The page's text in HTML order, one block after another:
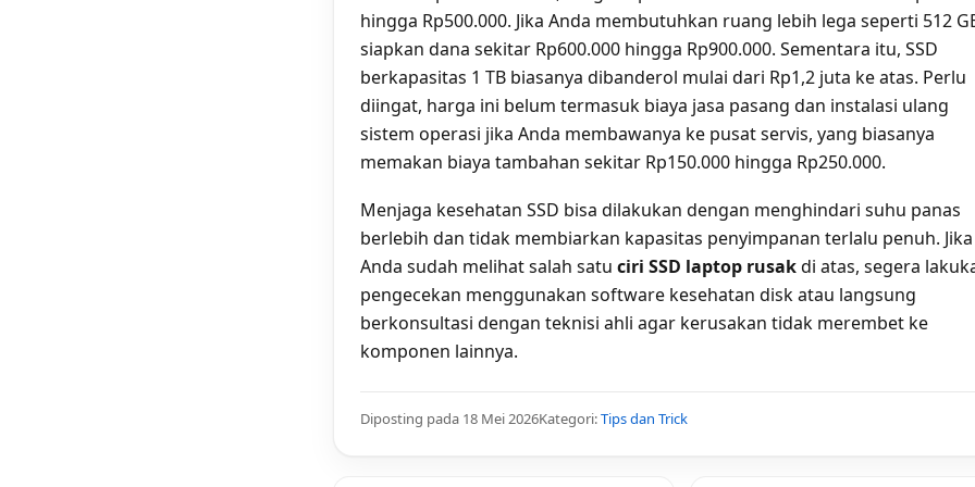
hingga Rp500.000. Jika Anda membutuhkan ruang lebih lega seperti 512
siapkan dana sekitar Rp600.000 hingga Rp900.000. Sementara itu, SSD
berkapasitas 1 TB biasanya dibanderol mulai dari Rp1,2 juta ke atas. Perlu
diingat, harga ini belum termasuk biaya jasa pasang dan instalasi ulang
sistem operasi jika Anda membawanya ke pusat servis, yang biasanya
memakan biaya tambahan sekitar Rp150.000 hingga Rp250.000.
Menjaga kesehatan SSD bisa dilakukan dengan menghindari suhu panas
berlebih dan tidak membiarkan kapasitas penyimpanan terlalu penuh. Jika
Anda sudah melihat salah satu ciri SSD laptop rusakdi atas, segera
pengecekan menggunakan software kesehatan disk atau langsung
berkonsultasi dengan teknisi ahli agar kerusakan tidak merembet ke
komponen lainnya.
Diposting pada 18 Mei 2026Kategori:Tips dan Trick